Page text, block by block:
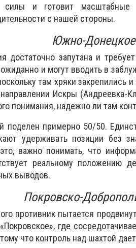
силы и готовит масштабные
с нашей стороны.
Южно-
достаточно запутана и
и могут вводить в
там хряки
Искры (Андреевка-
понимания, надежно ли там
поделен примерно 50/50.
удерживать позиции без
важно понимать, что
реальному положению
выводов.
Покровско-
противник пытается
где
что контроль над шахтой